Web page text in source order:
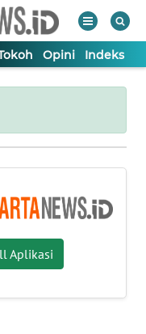
Opini Indeks
Aplikasi